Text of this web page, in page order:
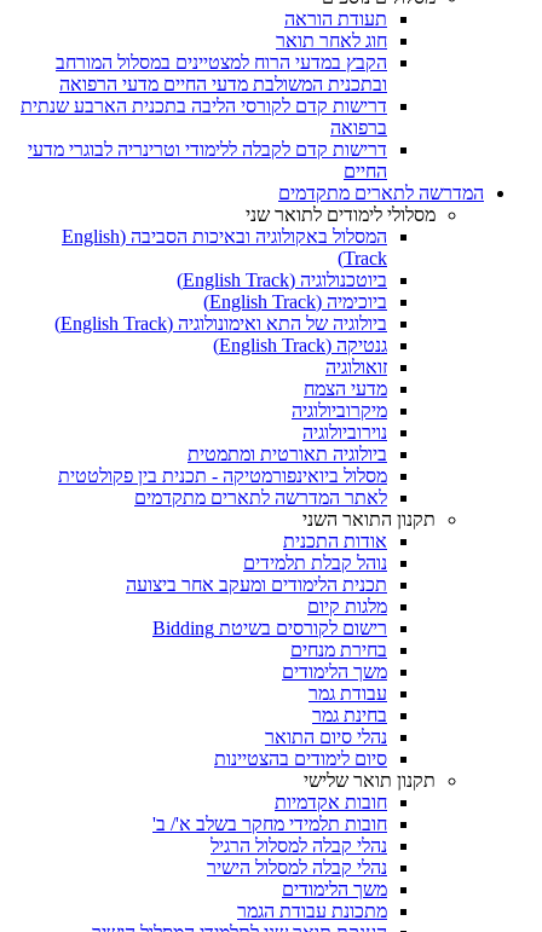
תעודת הוראה
חוג לאחר תואר
הקבץ במדעי הרוח למצטיינים במסלול המורחב
ובתכנית המשולבת מדעי החיים מדעי הרפואה
דרישות קדם לקורסי הליבה בתכנית הארבע שנתית
ברפואה
דרישות קדם לקבלה ללימודי וטרינריה לבוגרי מדעי
החיים
המדרשה לתארים מתקדמים
מסלולי לימודים לתואר שני
המסלול באקולוגיה ובאיכות הסביבה (English
Track)
ביוטכנולוגיה (English Track)
ביוכימיה (English Track)
ביולוגיה של התא ואימונולוגיה (English Track)
גנטיקה (English Track)
זואולוגיה
מדעי הצמח
מיקרוביולוגיה
נוירוביולוגיה
ביולוגיה תאורטית ומתמטית
מסלול ביואינפורמטיקה - תכנית בין פקולטטית
לאתר המדרשה לתארים מתקדמים
תקנון התואר השני
אודות התכנית
נוהל קבלת תלמידים
תכנית הלימודים ומעקב אחר ביצועה
מלגות קיום
רישום לקורסים בשיטת Bidding
בחירת מנחים
משך הלימודים
עבודת גמר
בחינת גמר
נהלי סיום התואר
סיום לימודים בהצטיינות
תקנון תואר שלישי
חובות אקדמיות
חובות תלמידי מחקר בשלב א'/ ב'
נהלי קבלה למסלול הרגיל
נהלי קבלה למסלול הישיר
משך הלימודים
מתכונת עבודת הגמר